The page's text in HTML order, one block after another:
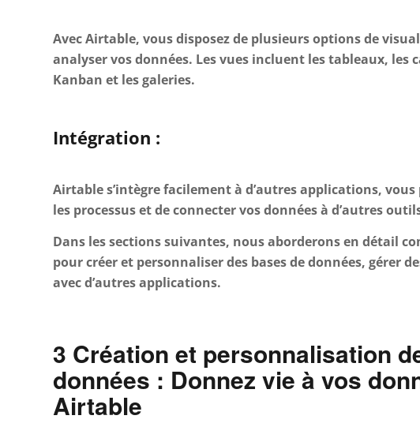
Avec Airtable, vous disposez de plusieurs options de
analyser vos données. Les vues incluent les tableaux, les
Kanban et les galeries.
Intégration :
Airtable s’intègre facilement à d’autres applications,
les processus et de connecter vos données à d’autres
Dans les sections suivantes, nous aborderons en détail
pour créer et personnaliser des bases de données, gérer
avec d’autres applications.
3 Création et personnalisation
données : Donnez vie à vos
Airtable